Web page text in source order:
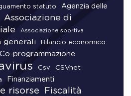
statuto
Agenzia delle
Associazione di
Associazione sportiva
generali Bilancio economico
Co-programmazione
Csv CSVnet
Finanziamenti
risorse Fiscalità